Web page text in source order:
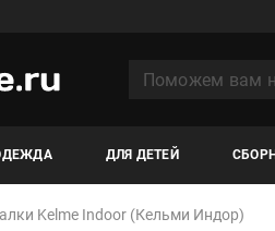
ДЛЯ ДЕТЕЙ
Kelme Indoor (Кельми Индор)